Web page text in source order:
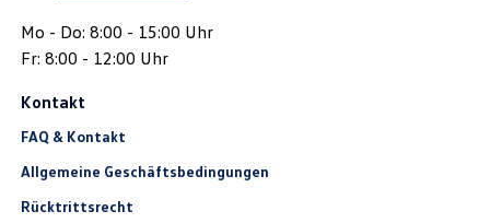
Mo - Do: 8:00 - 15:00 Uhr
Fr: 8:00 - 12:00 Uhr
Kontakt
FAQ & Kontakt
Allgemeine Geschäftsbedingungen
Rücktrittsrecht